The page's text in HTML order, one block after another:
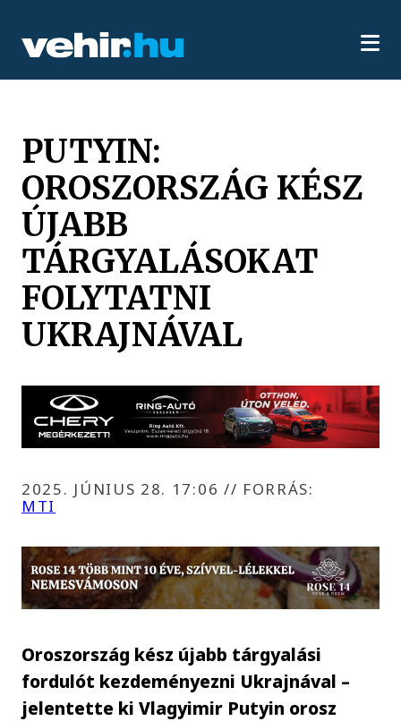
PUTYIN:
OROSZORSZÁG KÉSZ
ÚJABB
TÁRGYALÁSOKAT
FOLYTATNI
UKRAJNÁVAL
2025. JÚNIUS 28. 17:06 // FORRÁS:
MTI
Oroszország kész újabb tárgyalási
fordulót kezdeményezni Ukrajnával –
jelentette ki Vlagyimir Putyin orosz